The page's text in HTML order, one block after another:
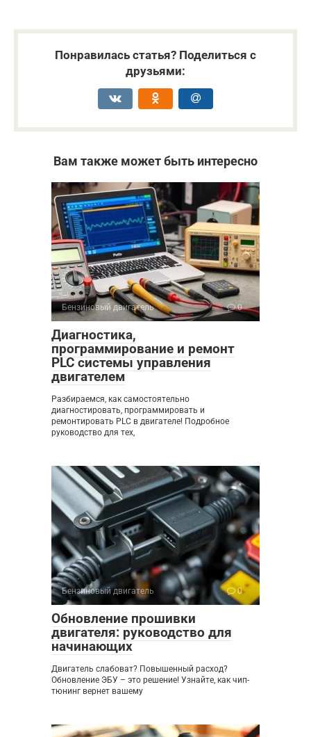
Понравилась статья? Поделиться с
друзьями:
Вам также может быть интересно
Бензиновый двигатель 0
Диагностика,
программирование и ремонт
PLC системы управления
двигателем
Разбираемся, как самостоятельно
диагностировать, программировать и
ремонтировать PLC в двигателе! Подробное
руководство для тех,
Бензиновый двигатель 0
Обновление прошивки
двигателя: руководство для
начинающих
Двигатель слабоват? Повышенный расход?
Обновление ЭБУ – это решение! Узнайте, как чип-
тюнинг вернет вашему